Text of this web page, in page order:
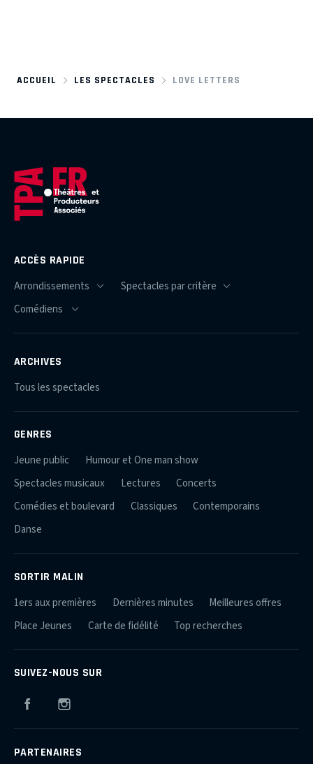
ACCUEIL LES SPECTACLES LOVE LETTERS
ACCÈS RAPIDE
ARCHIVES
Tous les spectacles
GENRES
Jeune public
Humour et One man show
Spectacles musicaux
Lectures
Concerts
Comédies et boulevard
Classiques
Contemporains
Danse
SORTIR MALIN
1ers aux premières Dernières minutes
Meilleures offres
Place Jeunes
Carte de fidélité Top recherches
SUIVEZ-NOUS SUR
Facebook
PARTENAIRES